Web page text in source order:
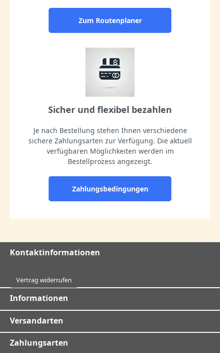
Zum Routenplaner
Sicher und flexibel bezahlen
Je nach Bestellung stehen Ihnen verschiedene
sichere Zahlungsarten zur Verfügung. Die aktuell
verfügbaren Möglichkeiten werden im
Bestellprozess angezeigt.
Zahlungsbedingungen
Kontaktinformationen
Vertrag widerrufen
Informationen
Versandarten
Zahlungsarten